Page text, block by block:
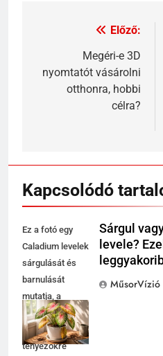
Bejegyzés
navigáció
Előző:
Megéri-e 3D
nyomtatót vásárolni
otthonra, hobbi
célra?
Kapcsolódó
Ez a fotó egy
Caladium levelek
sárgulását és
barnulását
mutatja, a
növény
környezeti
tényezőkre
Sárgul
levele?
MűsorVízió